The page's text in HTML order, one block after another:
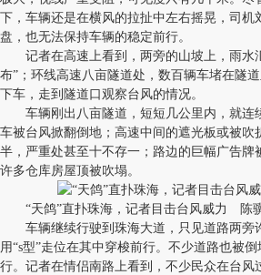
下，车辆还是在横风的拉扯中左右摇晃，司机
盘，也无法保持车辆的稳定前行。
记者在高速上看到，两旁的山坡上，雨水
布”；环线高速八亩隧道处，数百辆车堵在隧
下车，走到隧道口观察台风的情况。
车辆刚出八亩隧道，短短几公里内，就连
车被台风掀翻倒地；高速中间的遮光板或被吹
半，严重处甚至十不存一；路边的巨幅广告牌
许多仓库房屋顶被吹塌。
“天鸽”直扑珠海，记者目击台风威力
车辆继续行驶到珠海大道，只见道路两旁
用“s型”走位在其中穿梭前行。不少道路也被
行。记者在情侣南路上看到，不少民众在台风